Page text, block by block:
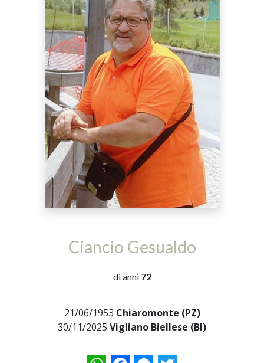
Ciancio Gesualdo
di anni 72
21/06/1953 Chiaromonte (PZ)
30/11/2025 Vigliano Biellese (BI)